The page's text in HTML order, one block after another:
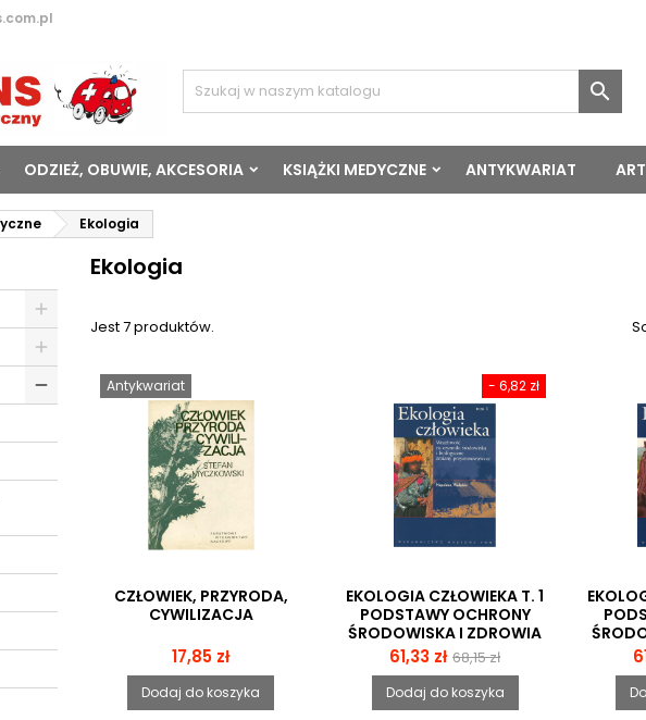

ODZIEŻ, OBUWIE, AKCESORIA KSIĄŻKI MEDYCZNE ANTYKWARIAT
Ekologia
Ekologia
Jest 7 produktów.
Antykwariat
CZŁOWIEK, PRZYRODA,
CYWILIZACJA
Cena
17,85 zł
Dodaj do koszyka
- 6,82 zł
EKOLOGIA CZŁOWIEKA T. 1
PODSTAWY OCHRONY
ŚRODOWISKA I ZDROWIA
CZŁOWIEKA.
WRAŻLIWOŚĆ NA
CZYNNIKI ŚRODOWISKA I
BIOLOGICZNE ZMIANY
Cena
61,33 zł Cena
podstawowa
68,15 zł
Dodaj do koszyka